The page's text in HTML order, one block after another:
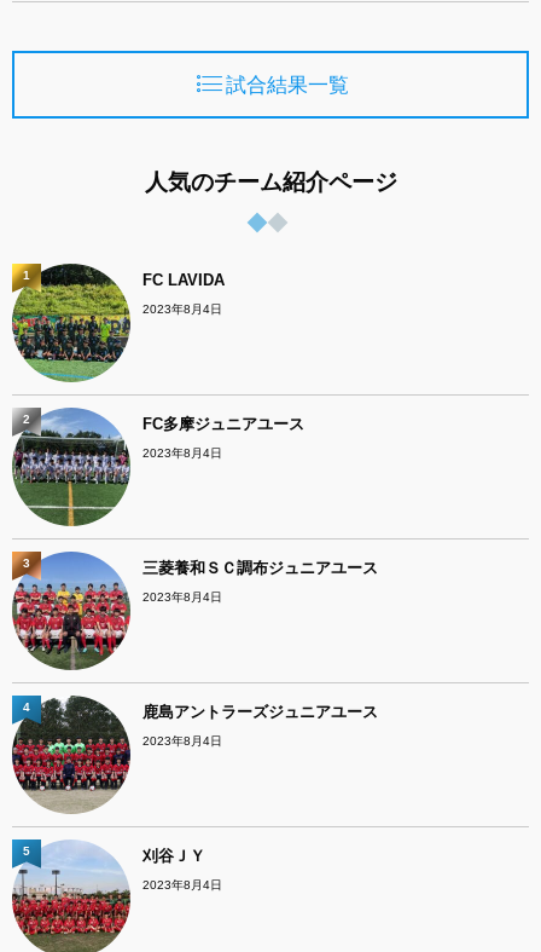
試合結果一覧
人気のチーム紹介ページ
FC LAVIDA
2023年8月4日
1
FC多摩ジュニアユース
2023年8月4日
2
三菱養和ＳＣ調布ジュニアユース
2023年8月4日
3
鹿島アントラーズジュニアユース
2023年8月4日
4
刈谷ＪＹ
2023年8月4日
5